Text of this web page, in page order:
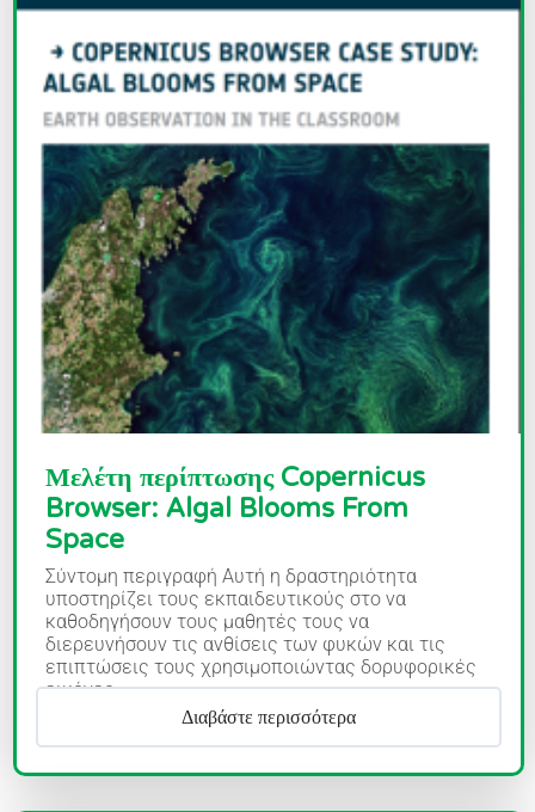
Μελέτη περίπτωσης Copernicus
Browser: Algal Blooms From
Space
Σύντομη περιγραφή Αυτή η δραστηριότητα
υποστηρίζει τους εκπαιδευτικούς στο να
καθοδηγήσουν τους μαθητές τους να
διερευνήσουν τις ανθίσεις των φυκών και τις
επιπτώσεις τους χρησιμοποιώντας δορυφορικές
εικόνες....
Διαβάστε περισσότερα